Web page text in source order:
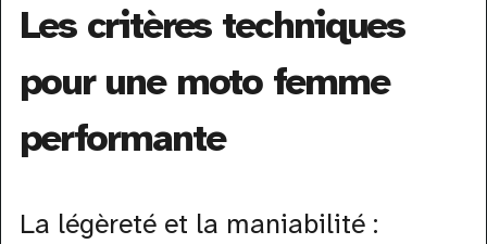
Les critères techniques
pour une moto femme
performante
La légèreté et la maniabilité :